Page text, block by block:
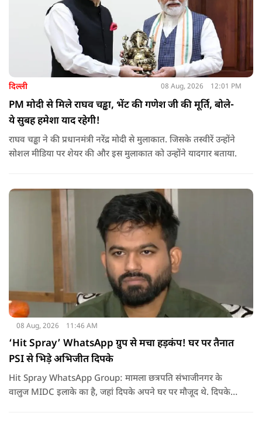
दिल्ली 08 Aug, 2026 12:01 PM
PM मोदी से मिले राघव चड्ढा, भेंट की गणेश जी की मूर्ति, बोले-
ये सुबह हमेशा याद रहेगी!
राघव चड्ढा ने की प्रधानमंत्री नरेंद्र मोदी से मुलाकात. जिसके तस्वीरें उन्होंने
सोशल मीडिया पर शेयर की और इस मुलाकात को उन्होंने यादगार बताया.
08 Aug, 2026 11:46 AM
‘Hit Spray’ WhatsApp ग्रुप से मचा हड़कंप! घर पर तैनात
PSI से भिड़े अभिजीत दिपके
Hit Spray WhatsApp Group: मामला छत्रपति संभाजीनगर के
वालुज MIDC इलाके का है, जहां दिपके अपने घर पर मौजूद थे. दिपके